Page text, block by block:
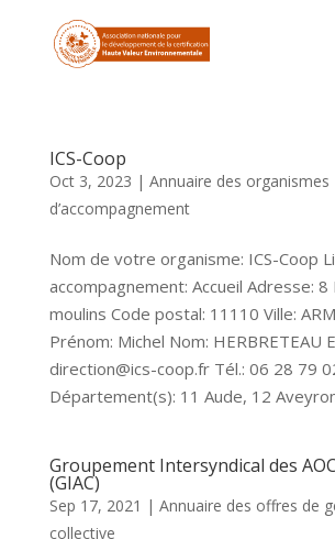
ICS-Coop
Oct 3, 2023 | Annuaire des organismes
d’accompagnement
Nom de votre organisme: ICS-Coop
accompagnement: Accueil Adresse:
moulins Code postal: 11110 Ville:
Prénom: Michel Nom: HERBRETEAU
direction@ics-coop.fr Tél.: 06 28 79
Département(s): 11 Aude, 12
Groupement Intersyndical des
(GIAC)
Sep 17, 2021 | Annuaire des offres de
collective